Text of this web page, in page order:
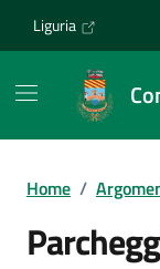
Liguria
Home /